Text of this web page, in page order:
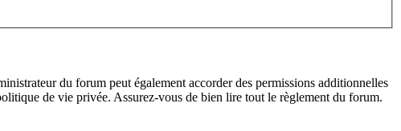
du forum peut également accorder des permissions additionnelles
de vie privée. Assurez-vous de bien lire tout le règlement du forum.